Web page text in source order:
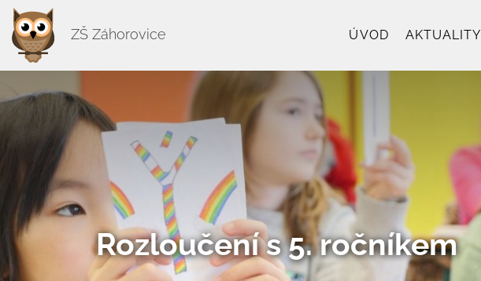
ZŠ Záhorovice ÚVOD AKTUALITY
Rozloučení s 5. ročníkem